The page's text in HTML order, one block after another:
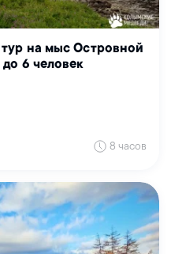
на мыс Островной
6 человек
8 часов